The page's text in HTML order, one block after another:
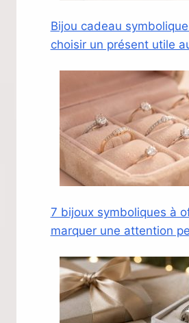
Bijou cadeau
choisir un présent utile
7 bijoux symboliques à
marquer une attention